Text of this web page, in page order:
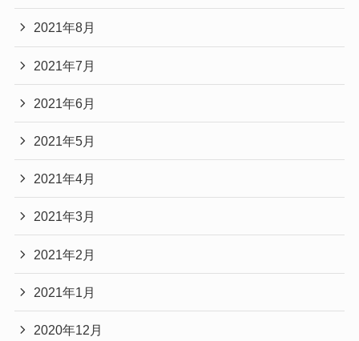
2021年8月
2021年7月
2021年6月
2021年5月
2021年4月
2021年3月
2021年2月
2021年1月
2020年12月